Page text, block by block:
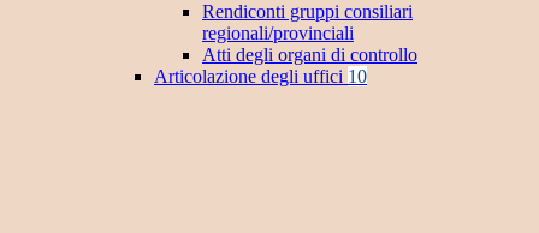
Rendiconti gruppi consiliari
regionali/provinciali
Atti degli organi di controllo
Articolazione degli uffici 10